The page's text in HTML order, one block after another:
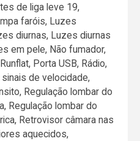
de liga leve 19,
faróis, Luzes
diurnas, Luzes diurnas
em pele, Não fumador,
Porta USB, Rádio,
de velocidade,
Regulação lombar do
Regulação lombar do
Retrovisor câmara nas
aquecidos,